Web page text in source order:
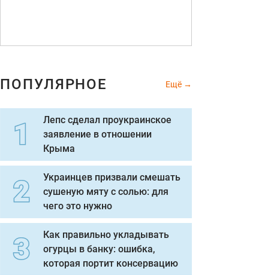
ПОПУЛЯРНОЕ Ещё
Лепс сделал проукраинское
заявление в отношении
Крыма
Украинцев призвали смешать
сушеную мяту с солью: для
чего это нужно
Как правильно укладывать
огурцы в банку: ошибка,
которая портит консервацию